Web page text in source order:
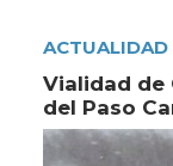
ACTUALIDAD
Vialidad de
del Paso